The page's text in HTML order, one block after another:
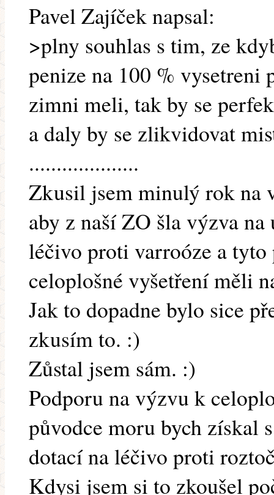
Pavel Zajíček napsal:
>plny souhlas s tim, ze
penize na 100 %
zimni meli, tak by se
a daly by se zlikvidovat
....................
Zkusil jsem minulý rok na
aby z naší ZO šla výzva
léčivo proti varroóze a
celoplošné vyšetření měli
Jak to dopadne bylo sice
zkusím to. :)
Zůstal jsem sám. :)
Podporu na výzvu k
původce moru bych získal
dotací na léčivo proti
Kdysi jsem si to zkoušel